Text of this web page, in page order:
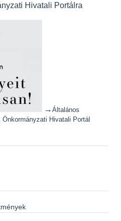
Hivatali Portálra
→ Általános
Hivatali Portál